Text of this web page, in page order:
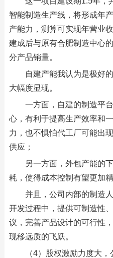
智能制造生产线，将形成年
产能力，测算可实现年营业
建成后与原有合肥制造中心
分产品销量。
自建产能我认为是极好
大幅度显现。
一方面，自建的制造平
心，有利于提高生产效率和
力，也不惧怕代工厂可能出
供应；
另一方面，外包产能的
耗，使得成本控制有望更加
并且，公司内部的制造
开发过程中，提供可制造性
议，完善产品设计的可行性
现移远质的飞跃。
（4）股权激励力度大